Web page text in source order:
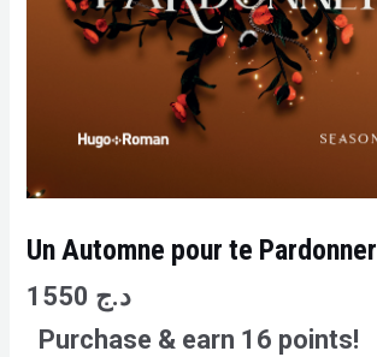
Un Automne pour te Pardonner
د.ج
Purchase & earn 16 points!